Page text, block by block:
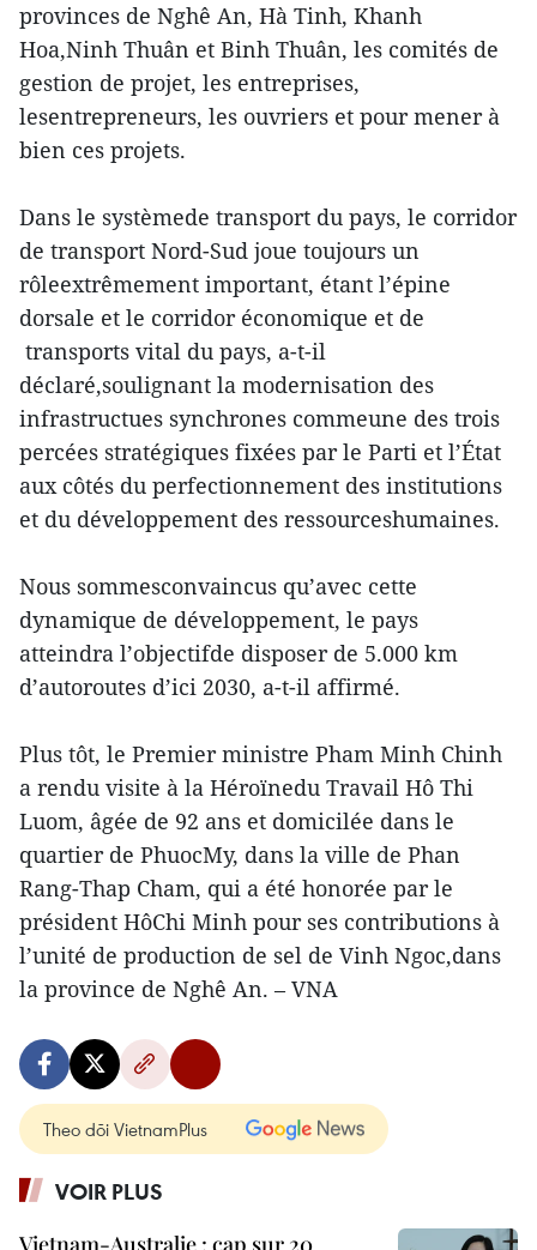
provinces de Nghê An, Hà Tinh, Khanh
Hoa,Ninh Thuân et Binh Thuân, les comités de
gestion de projet, les entreprises,
lesentrepreneurs, les ouvriers et pour mener à
bien ces projets.
Dans le systèmede transport du pays, le corridor
de transport Nord-Sud joue toujours un
rôleextrêmement important, étant l’épine
dorsale et le corridor économique et de
transports vital du pays, a-t-il
déclaré,soulignant la modernisation des
infrastructues synchrones commeune des trois
percées stratégiques fixées par le Parti et l’État
aux côtés du perfectionnement des institutions
et du développement des ressourceshumaines.
Nous sommesconvaincus qu’avec cette
dynamique de développement, le pays
atteindra l’objectifde disposer de 5.000 km
d’autoroutes d’ici 2030, a-t-il affirmé.
Plus tôt, le Premier ministre Pham Minh Chinh
a rendu visite à la Héroïnedu Travail Hô Thi
Luom, âgée de 92 ans et domicilée dans le
quartier de PhuocMy, dans la ville de Phan
Rang-Thap Cham, qui a été honorée par le
président HôChi Minh pour ses contributions à
l’unité de production de sel de Vinh Ngoc,dans
la province de Nghê An. – VNA
Theo dõi VietnamPlus
VOIR PLUS
Vietnam-Australie : cap sur 20